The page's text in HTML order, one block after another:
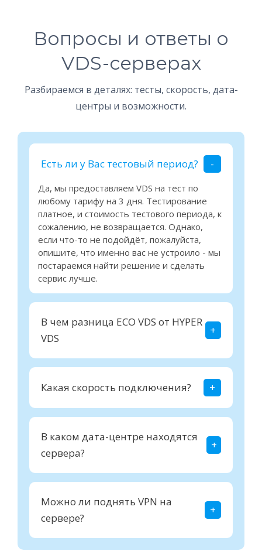
Вопросы и ответы о
VDS-серверах
Разбираемся в деталях: тесты, скорость, дата-
центры и возможности.
Есть ли у Вас тестовый период?
Да, мы предоставляем VDS на тест по
любому тарифу на 3 дня. Тестирование
платное, и стоимость тестового периода, к
сожалению, не возвращается. Однако,
если что-то не подойдёт, пожалуйста,
опишите, что именно вас не устроило - мы
постараемся найти решение и сделать
сервис лучше.
В чем разница ECO VDS от HYPER
VDS
Какая скорость подключения?
В каком дата-центре находятся
сервера?
Можно ли поднять VPN на
сервере?